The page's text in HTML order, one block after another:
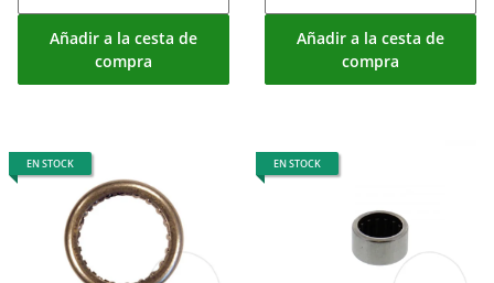
Añadir a la cesta de
compra
Añadir a la cesta de
compra
EN STOCK EN STOCK